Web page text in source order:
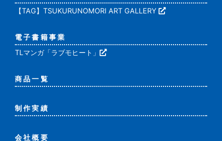
【TAG】TSUKURUNOMORI ART GALLERY
電子書籍事業
TLマンガ「ラブモヒート」
商品一覧
制作実績
会社概要